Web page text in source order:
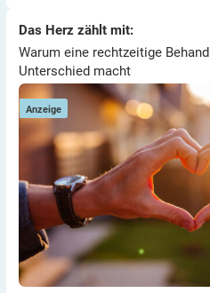
Warum eine rechtzeitige
Das Herz zählt mit:
Warum eine rechtzeitige
Unterschied macht
Anzeige